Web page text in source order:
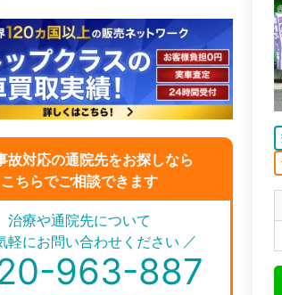
故対応の通院先をお探しなら
こちらでご相談できます
／
治療や通院先について
軽にお問い合わせください
963-887